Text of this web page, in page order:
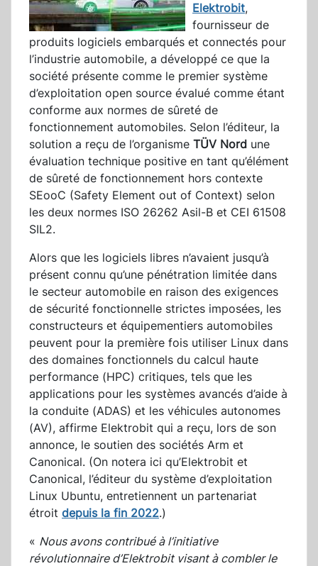
Elektrobit,
fournisseur de
produits logiciels embarqués et connectés pour
l’industrie automobile, a développé ce que la
société présente comme le premier système
d’exploitation open source évalué comme étant
conforme aux normes de sûreté de
fonctionnement automobiles. Selon l’éditeur, la
solution a reçu de l’organisme TÜV Nord une
évaluation technique positive en tant qu’élément
de sûreté de fonctionnement hors contexte
SEooC (Safety Element out of Context) selon
les deux normes ISO 26262 Asil-B et CEI 61508
SIL2.
Alors que les logiciels libres n’avaient jusqu’à
présent connu qu’une pénétration limitée dans
le secteur automobile en raison des exigences
de sécurité fonctionnelle strictes imposées, les
constructeurs et équipementiers automobiles
peuvent pour la première fois utiliser Linux dans
des domaines fonctionnels du calcul haute
performance (HPC) critiques, tels que les
applications pour les systèmes avancés d’aide à
la conduite (ADAS) et les véhicules autonomes
(AV), affirme Elektrobit qui a reçu, lors de son
annonce, le soutien des sociétés Arm et
Canonical. (On notera ici qu’Elektrobit et
Canonical, l’éditeur du système d’exploitation
Linux Ubuntu, entretiennent un partenariat
étroit depuis la fin 2022.)
« Nous avons contribué à l’initiative
révolutionnaire d’Elektrobit visant à combler le